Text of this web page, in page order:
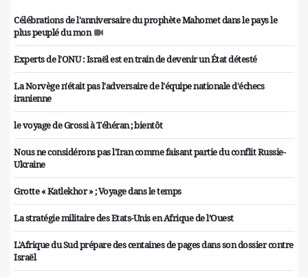
Célébrations de l'anniversaire du prophète Mahomet dans le pays le
plus peuplé du mon
Experts de l'ONU : Israël est en train de devenir un État détesté
La Norvège n'était pas l'adversaire de l'équipe nationale d'échecs
iranienne
le voyage de Grossi à Téhéran ; bientôt
Nous ne considérons pas l'Iran comme faisant partie du conflit Russie-
Ukraine
Grotte « Katlekhor » ; Voyage dans le temps
La stratégie militaire des Etats-Unis en Afrique de l’Ouest
L'Afrique du Sud prépare des centaines de pages dans son dossier contre
Israël